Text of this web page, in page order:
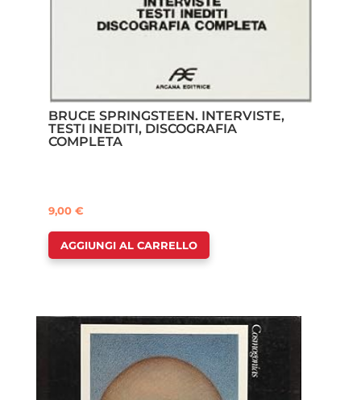
BRUCE SPRINGSTEEN. INTERVISTE,
TESTI INEDITI, DISCOGRAFIA
COMPLETA
9,00 €
AGGIUNGI AL CARRELLO